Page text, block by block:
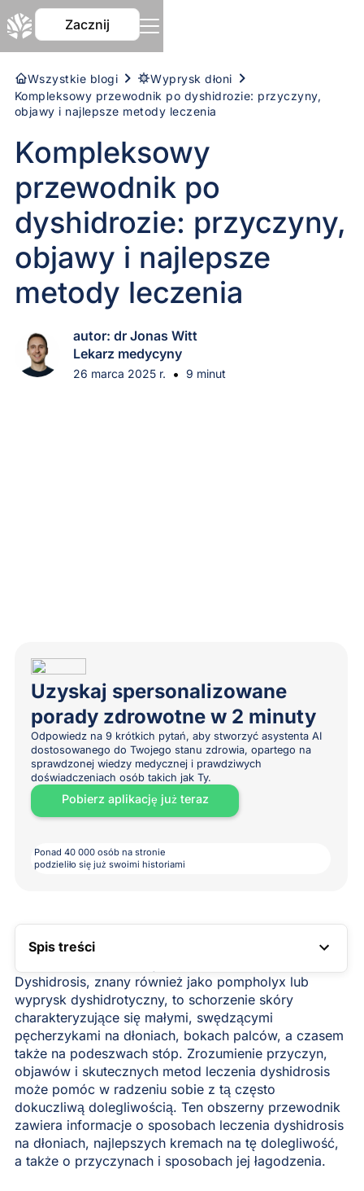
Zacznij
Wszystkie blogi
Wyprysk dłoni
Kompleksowy przewodnik po dyshidrozie: przyczyny,
objawy i najlepsze metody leczenia
Kompleksowy
przewodnik po
dyshidrozie: przyczyny,
objawy i najlepsze
metody leczenia
autor: dr Jonas Witt
Lekarz medycyny
26 marca 2025 r. • 9 minut
Uzyskaj spersonalizowane
porady zdrowotne w 2 minuty
Odpowiedz na 9 krótkich pytań, aby stworzyć asystenta AI
dostosowanego do Twojego stanu zdrowia, opartego na
sprawdzonej wiedzy medycznej i prawdziwych
doświadczeniach osób takich jak Ty.
Pobierz aplikację już teraz
Ponad 40 000 osób na stronie
podzieliło się już swoimi historiami
Spis treści
LINK DO SPISU TREŚCI
Dyshidrosis, znany również jako pompholyx lub
wyprysk dyshidrotyczny, to schorzenie skóry
charakteryzujące się małymi, swędzącymi
pęcherzykami na dłoniach, bokach palców, a czasem
także na podeszwach stóp. Zrozumienie przyczyn,
objawów i skutecznych metod leczenia dyshidrosis
może pomóc w radzeniu sobie z tą często
dokuczliwą dolegliwością. Ten obszerny przewodnik
zawiera informacje o sposobach leczenia dyshidrosis
na dłoniach, najlepszych kremach na tę dolegliwość,
a także o przyczynach i sposobach jej łagodzenia.